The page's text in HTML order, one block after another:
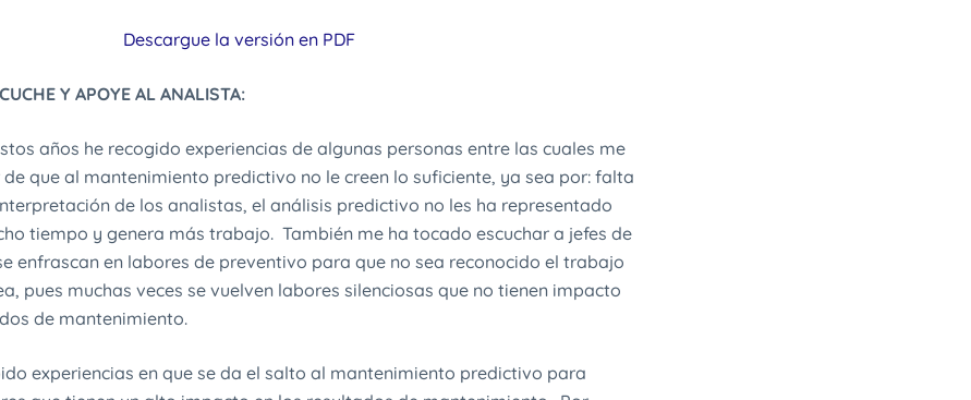
Descargue la versión en PDF
Y APOYE AL ANALISTA:
años he recogido experiencias de algunas personas entre las cuales me
que al mantenimiento predictivo no le creen lo suficiente, ya sea por: falta
de los analistas, el análisis predictivo no les ha representado
tiempo y genera más trabajo. También me ha tocado escuchar a jefes de
enfrascan en labores de preventivo para que no sea reconocido el trabajo
pues muchas veces se vuelven labores silenciosas que no tienen impacto
de mantenimiento.
experiencias en que se da el salto al mantenimiento predictivo para